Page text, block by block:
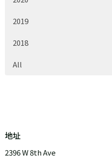
2019
2018
All
地址
2396 W 8th Ave